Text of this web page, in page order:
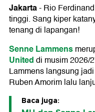
Jakarta-Rio
tinggi. Sang kiper
tenang di lapangan!
Senne Lammens
Uniteddi musim 2026/
Lammens langsung
Ruben Amorim lalu
Baca juga: